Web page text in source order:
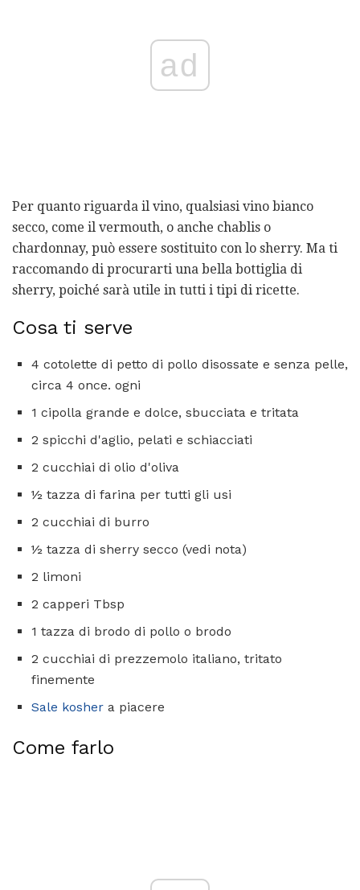
ad
Per quanto riguarda il vino, qualsiasi vino bianco
secco, come il vermouth, o anche chablis o
chardonnay, può essere sostituito con lo sherry. Ma ti
raccomando di procurarti una bella bottiglia di
sherry, poiché sarà utile in tutti i tipi di ricette.
Cosa ti serve
4 cotolette di petto di pollo disossate e senza pelle,
circa 4 once. ogni
1 cipolla grande e dolce, sbucciata e tritata
2 spicchi d'aglio, pelati e schiacciati
2 cucchiai di olio d'oliva
½ tazza di farina per tutti gli usi
2 cucchiai di burro
½ tazza di sherry secco (vedi nota)
2 limoni
2 capperi Tbsp
1 tazza di brodo di pollo o brodo
2 cucchiai di prezzemolo italiano, tritato
finemente
Sale kosher a piacere
Come farlo